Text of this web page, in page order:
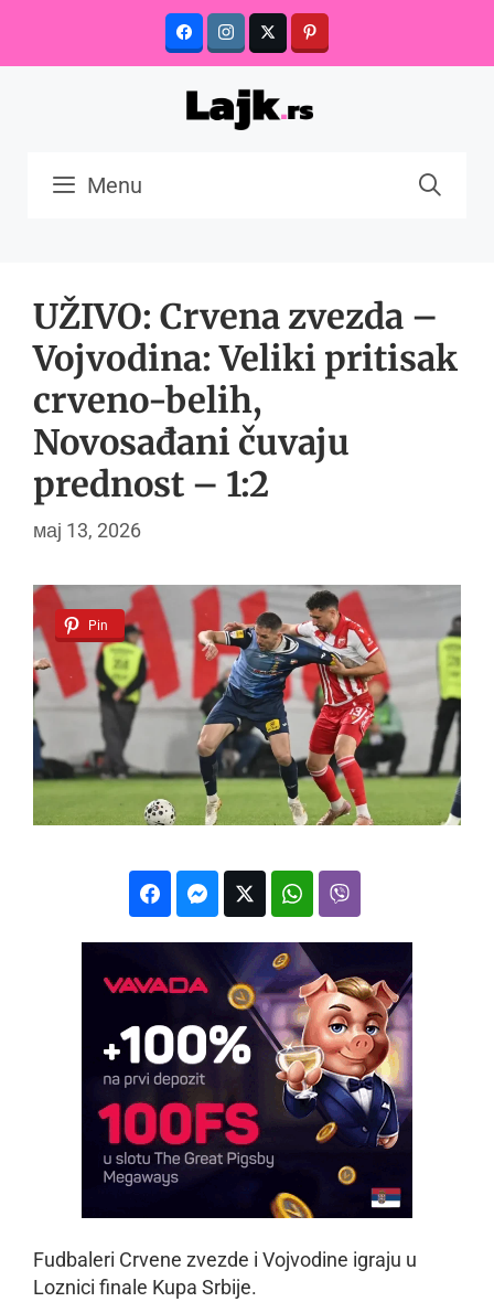
content
Menu
UŽIVO: Crvena zvezda –
Vojvodina: Veliki pritisak
crveno-belih,
Novosađani čuvaju
prednost – 1:2
мај 13, 2026
Pin
Fudbaleri Crvene zvezde i Vojvodine igraju u
Loznici finale Kupa Srbije.